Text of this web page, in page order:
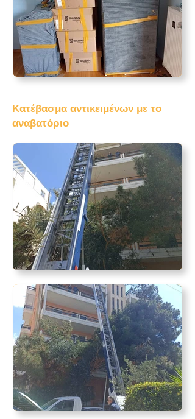
Κατέβασμα αντικειμένων με το
αναβατόριο